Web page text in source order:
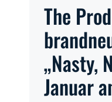
The
„Nasty,
Januar